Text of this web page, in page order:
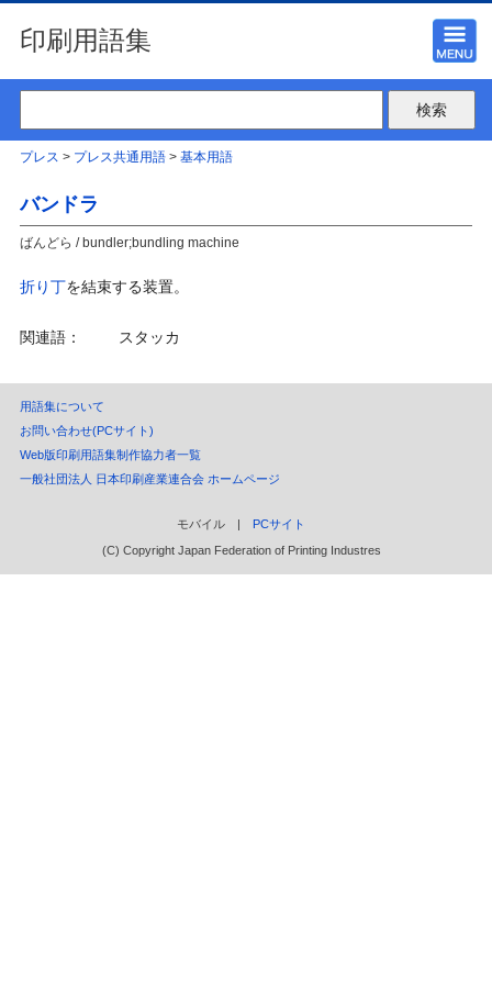
印刷用語集
プレス > プレス共通用語> 基本用語
バンドラ
ばんどら / bundler;bundling machine
折り丁を結束する装置。
関連語： スタッカ
用語集について
お問い合わせ(PCサイト)
Web版印刷用語集制作協力者一覧
一般社団法人 日本印刷産業連合会 ホームページ
モバイル | PCサイト
(C) Copyright Japan Federation of Printing Industres